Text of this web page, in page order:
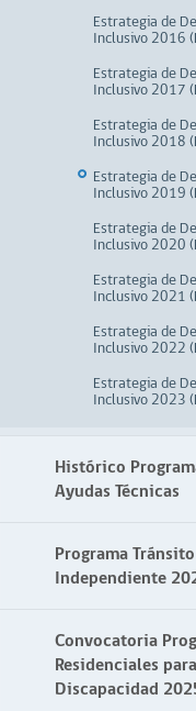
Estrategia de
Inclusivo 2016
Estrategia de
Inclusivo 2017
Estrategia de
Inclusivo 2018
Estrategia de
Inclusivo 2019
Estrategia de
Inclusivo 2020
Estrategia de
Inclusivo 2021
Estrategia de
Inclusivo 2022
Estrategia de
Inclusivo 2023
Histórico
Ayudas Técnicas
Programa
Independiente
Convocatoria
Residenciales
Discapacidad